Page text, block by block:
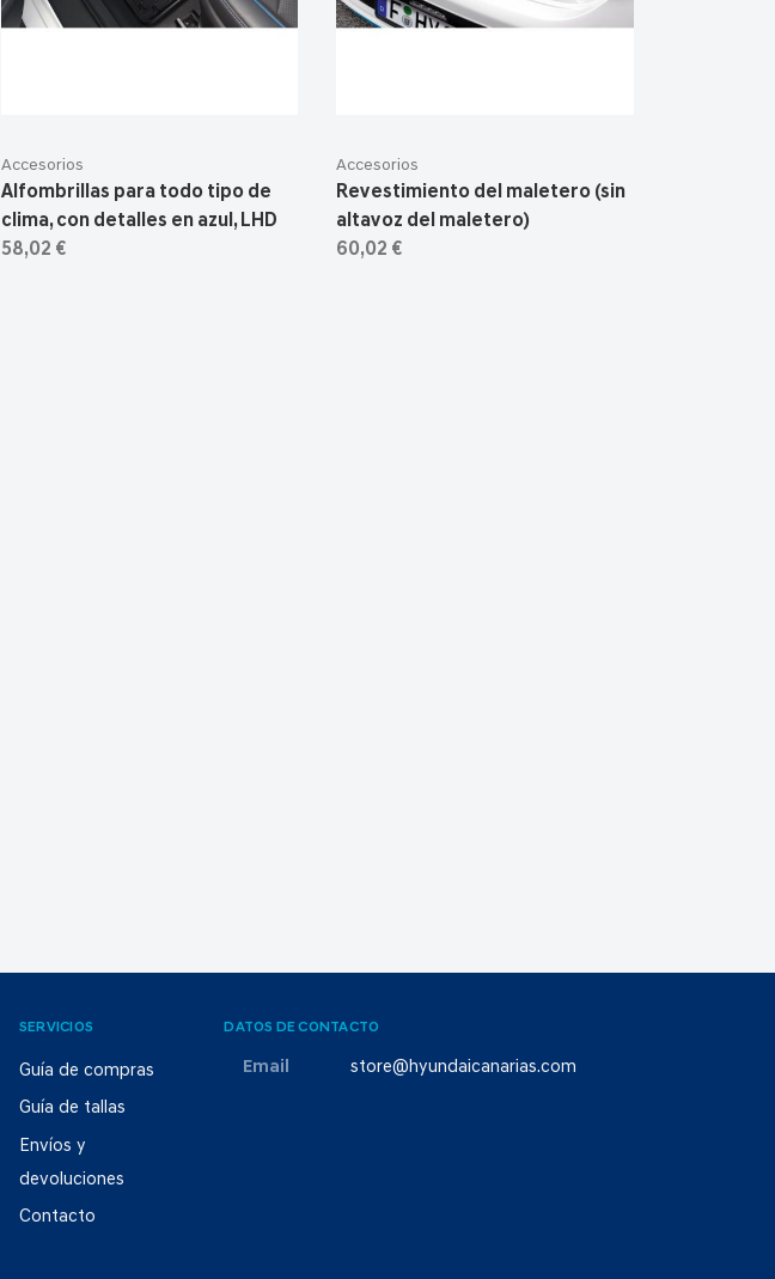
Accesorios
Alfombrillas para todo tipo de
clima, con detalles en azul, LHD
58,02 €
Accesorios
Revestimiento del maletero (sin
altavoz del maletero)
60,02 €
SERVICIOS
Guía de compras
Guía de tallas
Envíos y
devoluciones
Contacto
DATOS DE CONTACTO
Email store@hyundaicanarias.com